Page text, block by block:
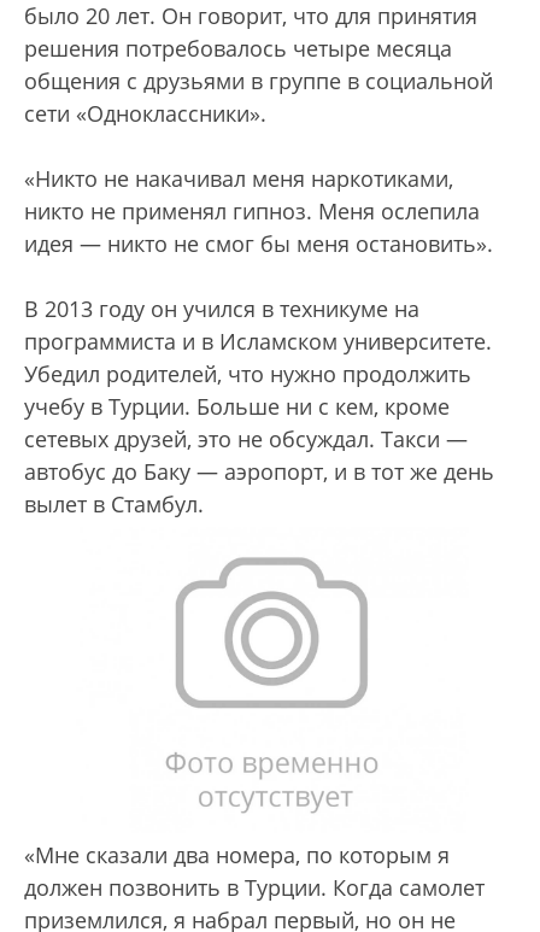
было 20 лет. Он говорит, что для принятия
решения потребовалось четыре месяца
общения с друзьями в группе в социальной
сети «Одноклассники».
«Никто не накачивал меня наркотиками,
никто не применял гипноз. Меня ослепила
идея — никто не смог бы меня остановить».
В 2013 году он учился в техникуме на
программиста и в Исламском университете.
Убедил родителей, что нужно продолжить
учебу в Турции. Больше ни с кем, кроме
сетевых друзей, это не обсуждал. Такси —
автобус до Баку — аэропорт, и в тот же день
вылет в Стамбул.
«Мне сказали два номера, по которым я
должен позвонить в Турции. Когда самолет
приземлился, я набрал первый, но он не